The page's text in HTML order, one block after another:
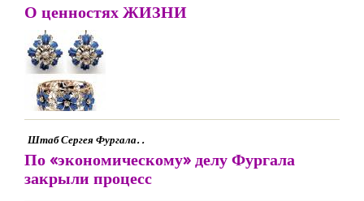
О ценностях ЖИЗНИ
Штаб Сергея Фургала. .
По «экономическому» делу Фургала
закрыли процесс